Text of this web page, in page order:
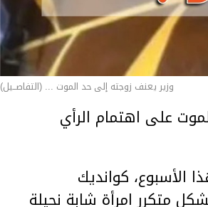
وزير يعنف زوجته إلى حد الموت ... (التفاصــيل)
على اهتمام الرأي
كوانديك
متكرر امرأة شابة نحيلة